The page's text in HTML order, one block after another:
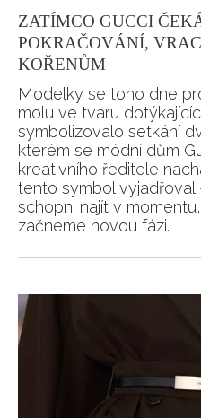
NEWSLETTER
ZATÍMCO GUCCI
POKRAČOVÁNÍ,
KOŘENŮM
Modelky se toho dne
molu ve tvaru
symbolizovalo setkání
kterém se módní dům
kreativního ředitele
tento symbol vyjadřoval
schopni najít v
začneme novou fázi.